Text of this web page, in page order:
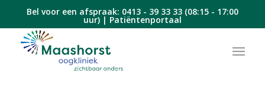
Bel voor een afspraak: 0413 - 39 33 33(08:15 - 17:00
uur) | Patiëntenportaal